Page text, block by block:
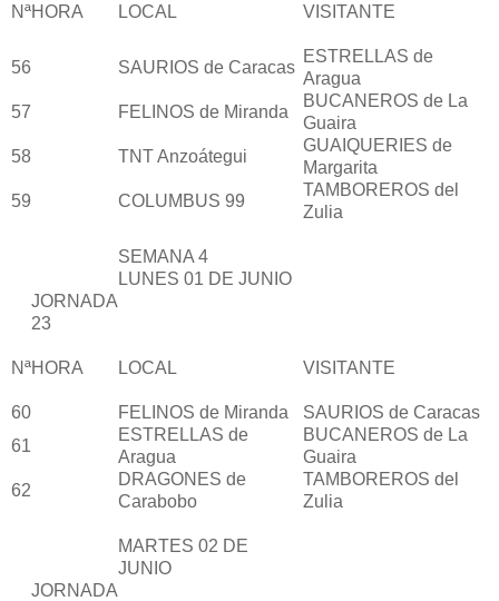
NªHORA LOCAL VISITANTE
56 SAURIOS de Caracas
ESTRELLAS de
Aragua
57
FELINOS de Miranda
BUCANEROS de La
Guaira
58
TNT Anzoátegui
GUAIQUERIES de
Margarita
59
COLUMBUS 99
TAMBOREROS del
Zulia
SEMANA 4
LUNES 01 DE JUNIO
JORNADA
23
NªHORA LOCAL VISITANTE
60 FELINOS de Miranda
SAURIOS de Caracas
61
ESTRELLAS de
Aragua
BUCANEROS de La
Guaira
62
DRAGONES de
Carabobo
TAMBOREROS del
Zulia
MARTES 02 DE
JUNIO
JORNADA